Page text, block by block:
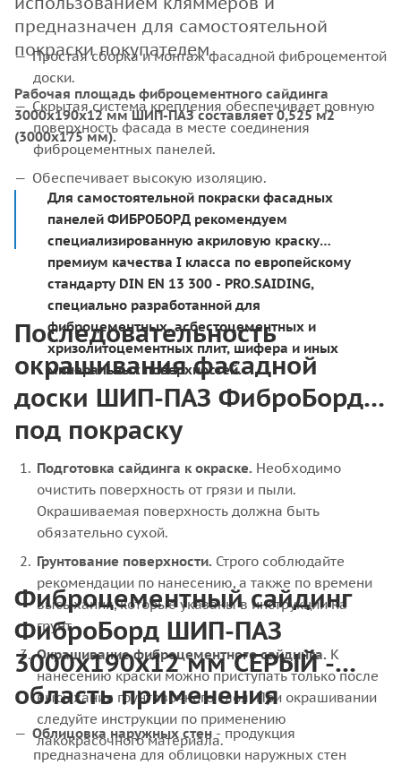
предназначен для самостоятельной
покраски покупателем.
Рабочая площадь фиброцементного сайдинга
3000х190x12 мм ШИП-ПАЗ составляет 0,525 м2
(3000х175 мм).
Простая сборка и монтаж фасадной фиброцементой
доски.
Скрытая система крепления обеспечивает ровную
поверхность фасада в месте соединения
фиброцементных панелей.
Обеспечивает высокую изоляцию.
Для самостоятельной покраски фасадных
панелей ФИБРОБОРД рекомендуем
специализированную акриловую краску
премиум качества I класса по европейскому
стандарту DIN EN 13 300 - PRO.SAIDING,
специально разработанной для
фиброцементных, асбестоцементных и
хризолитоцементных плит, шифера и иных
минеральных поверхностей.
Последовательность
окрашивания фасадной
доски ШИП-ПАЗ ФиброБорд
под покраску
Подготовка сайдинга к окраске. Необходимо
очистить поверхность от грязи и пыли.
Окрашиваемая поверхность должна быть
обязательно сухой.
Грунтование поверхности. Строго соблюдайте
рекомендации по нанесению, а также по времени
высыхания, которые указаны в инструкции на
грунт.
Окрашивание фиброцементного сайдинга. К
нанесению краски можно приступать только после
высыхания грунтовочного слоя. При окрашивании
следуйте инструкции по применению
лакокрасочного материала.
Фиброцементный сайдинг
ФиброБорд ШИП-ПАЗ
3000x190x12 мм СЕРЫЙ -
область применения
Облицовка наружных стен - продукция
предназначена для облицовки наружных стен